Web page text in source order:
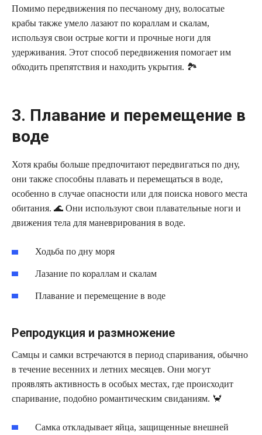
Помимо передвижения по песчаному дну, волосатые
крабы также умело лазают по кораллам и скалам,
используя свои острые когти и прочные ноги для
удерживания. Этот способ передвижения помогает им
обходить препятствия и находить укрытия. 🏞️
3. Плавание и перемещение в
воде
Хотя крабы больше предпочитают передвигаться по дну,
они также способны плавать и перемещаться в воде,
особенно в случае опасности или для поиска нового места
обитания. 🌊 Они используют свои плавательные ноги и
движения тела для маневрирования в воде.
Ходьба по дну моря
Лазание по кораллам и скалам
Плавание и перемещение в воде
Репродукция и размножение
Самцы и самки встречаются в период спаривания, обычно
в течение весенних и летних месяцев. Они могут
проявлять активность в особых местах, где происходит
спаривание, подобно романтическим свиданиям. 🦀
Самка откладывает яйца, защищенные внешней